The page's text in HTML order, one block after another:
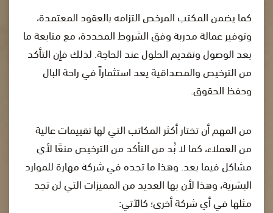
كما يضمن المكتب المرخص التزامه بالعقود المعتمدة،
وتوفير عمالة مدربة وفق الشروط المحددة، مع متابعة ما
بعد الوصول وتقديم الحلول عند الحاجة. لذلك فإن التأكد
من الترخيص والمصداقية يعد استثماراً في راحة البال
وحفظ الحقوق.
من المهم أن تختار أكثر المكاتب التي لها تقييمات عالية
من العملاء، كما لا بُد من التأكد من الترخيص منعًا لأي
مشاكل فيما بعد. وهذا ما تجده في شركة مهارة للموارد
البشرية، وهذا لأن بها العديد من المميزات التي لن تجد
مثلها في أي شركة أخرى؛ كالآتي: